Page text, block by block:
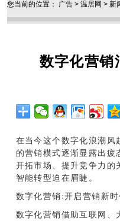
您当前的位置： 广告 > 温居网 > 新
数字化营销
在当今这个数字化浪潮风
的营销模式逐渐显露出
开拓市场、提升竞争力的
智能转型迫在眉睫。
数字化营销:开启营销新时
数字化营销借助互联网、